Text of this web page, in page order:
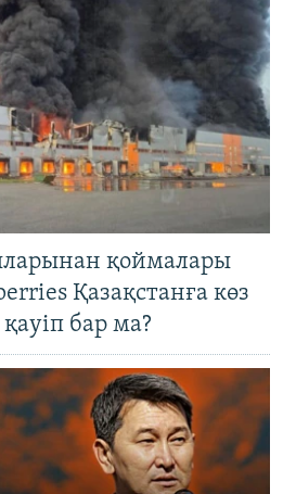
қоймалары
Қазақстанға көз
қауіп бар ма?